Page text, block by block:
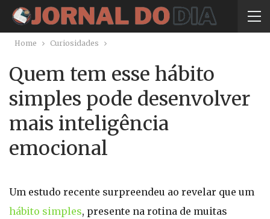
Home Curiosidades
Quem tem esse hábito
simples pode desenvolver
mais inteligência
emocional
Um estudo recente surpreendeu ao revelar que um
hábito simples, presente na rotina de muitas